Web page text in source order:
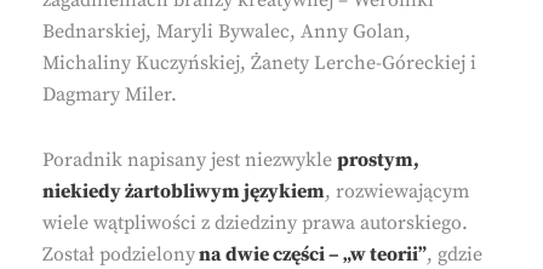
Bednarskiej, Maryli Bywalec, Anny Golan,
Michaliny Kuczyńskiej, Żanety Lerche-Góreckiej i
Dagmary Miler.
Poradnik napisany jest niezwykle prostym,
niekiedy żartobliwym językiem, rozwiewającym
wiele wątpliwości z dziedziny prawa autorskiego.
Został podzielonyna dwie części – „w teorii”, gdzie